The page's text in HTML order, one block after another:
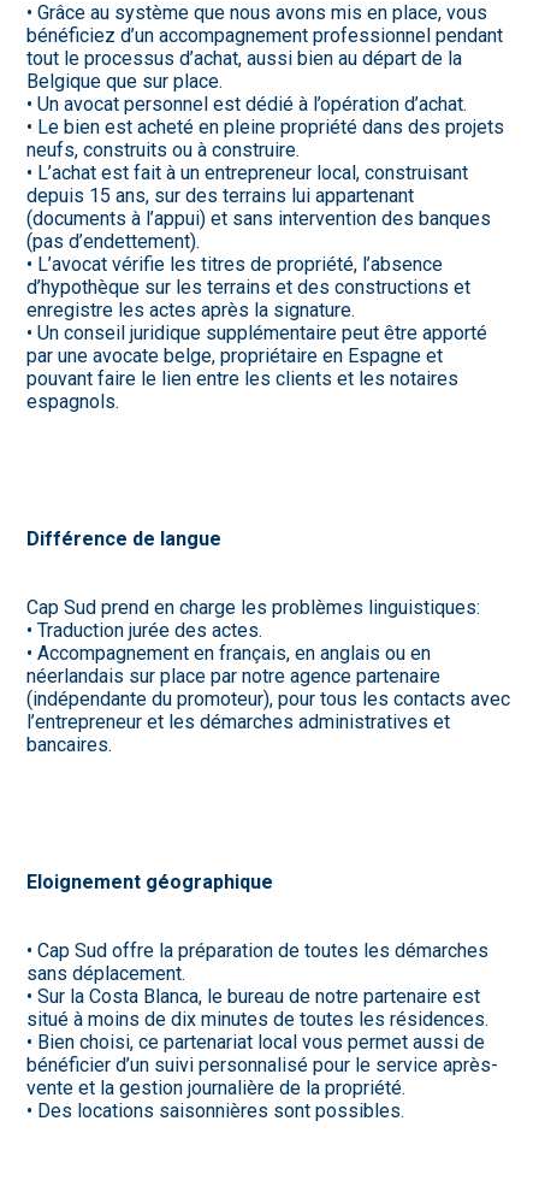
• Grâce au système que nous avons mis en place, vous
bénéficiez d’un accompagnement professionnel pendant
tout le processus d’achat, aussi bien au départ de la
Belgique que sur place.
• Un avocat personnel est dédié à l’opération d’achat.
• Le bien est acheté en pleine propriété dans des projets
neufs, construits ou à construire.
• L’achat est fait à un entrepreneur local, construisant
depuis 15 ans, sur des terrains lui appartenant
(documents à l’appui) et sans intervention des banques
(pas d’endettement).
• L’avocat vérifie les titres de propriété, l’absence
d’hypothèque sur les terrains et des constructions et
enregistre les actes après la signature.
• Un conseil juridique supplémentaire peut être apporté
par une avocate belge, propriétaire en Espagne et
pouvant faire le lien entre les clients et les notaires
espagnols.
Différence de langue
Cap Sud prend en charge les problèmes linguistiques:
• Traduction jurée des actes.
• Accompagnement en français, en anglais ou en
néerlandais sur place par notre agence partenaire
(indépendante du promoteur), pour tous les contacts avec
l’entrepreneur et les démarches administratives et
bancaires.
Eloignement géographique
• Cap Sud offre la préparation de toutes les démarches
sans déplacement.
• Sur la Costa Blanca, le bureau de notre partenaire est
situé à moins de dix minutes de toutes les résidences.
• Bien choisi, ce partenariat local vous permet aussi de
bénéficier d’un suivi personnalisé pour le service après-
vente et la gestion journalière de la propriété.
• Des locations saisonnières sont possibles.